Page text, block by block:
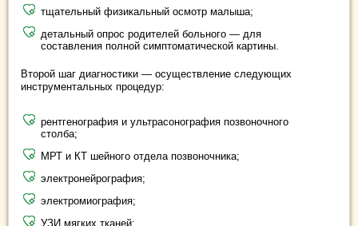
тщательный физикальный осмотр малыша;
детальный опрос родителей больного — для
составления полной симптоматической картины.
Второй шаг диагностики — осуществление следующих
инструментальных процедур:
рентгенография и ультрасонография позвоночного
столба;
МРТ и КТ шейного отдела позвоночника;
электронейрография;
электромиография;
УЗИ мягких тканей;